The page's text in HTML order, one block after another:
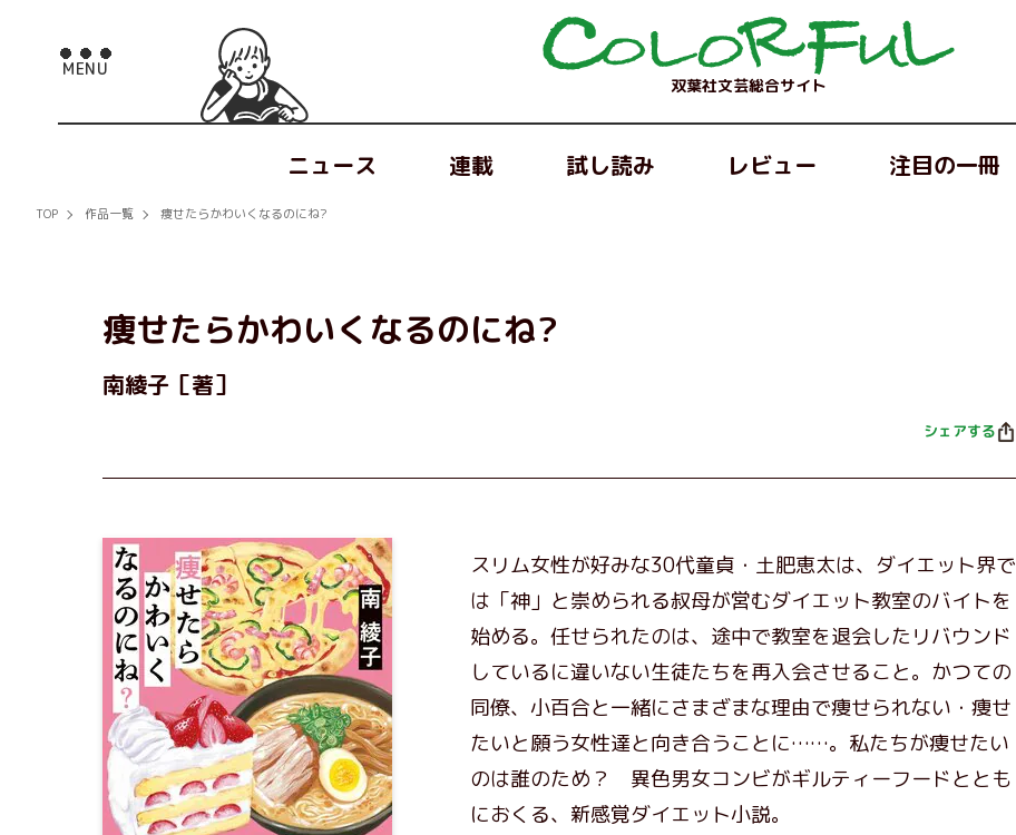
双葉社文芸総合サイト
ニュース 連載 試し読み レビュー 注目の一冊
TOP 作品一覧 痩せたらかわいくなるのにね?
痩せたらかわいくなるのにね?
南綾子［著］
シェアする
スリム女性が好みな30代童貞・土肥恵太は、ダイエット界で
は「神」と崇められる叔母が営むダイエット教室のバイトを
始める。任せられたのは、途中で教室を退会したリバウンド
しているに違いない生徒たちを再入会させること。かつての
同僚、小百合と一緒にさまざまな理由で痩せられない・痩せ
たいと願う女性達と向き合うことに……。私たちが痩せたい
のは誰のため？ 異色男女コンビがギルティーフードととも
におくる、新感覚ダイエット小説。